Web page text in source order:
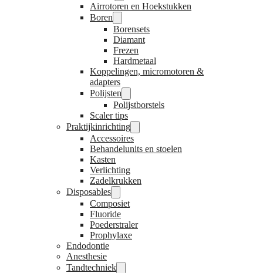
Airrotoren en Hoekstukken
Boren
Borensets
Diamant
Frezen
Hardmetaal
Koppelingen, micromotoren &
adapters
Polijsten
Polijstborstels
Scaler tips
Praktijkinrichting
Accessoires
Behandelunits en stoelen
Kasten
Verlichting
Zadelkrukken
Disposables
Composiet
Fluoride
Poederstraler
Prophylaxe
Endodontie
Anesthesie
Tandtechniek